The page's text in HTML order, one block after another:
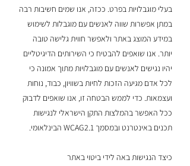
בעלי מוגבלויות בפרט. ככזה, אנו שמים חשיבות רבה
במתן אפשרות שווה לאנשים עם מוגבלות לשימוש
במידע המוצג באתר ולאפשר חווית גלישה טובה
יותר. אנו שואפים להבטיח כי השירותים הדיגיטליים
יהיו נגישים לאנשים עם מוגבלויות מתוך אמונה כי
לכל אדם מגיעה הזכות לחיות בשוויון, כבוד, נוחות
ועצמאות. כדי לממש הבטחה זו, אנו שואפים לדבוק
ככל האפשר בהמלצות התקן הישראלי לנגישות
תכנים באינטרנט ובמסמך WCAG2.1 הבינלאומי.
כיצד הנגישות באה לידי ביטוי באתר